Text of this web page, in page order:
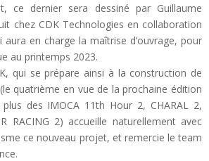
ce dernier sera dessiné par Guillaume
chez CDK Technologies en collaboration
aura en charge la maîtrise d’ouvrage, pour
au printemps 2023.
qui se prépare ainsi à la construction de
quatrième en vue de la prochaine édition
des IMOCA 11th Hour 2, CHARAL 2,
RACING 2) accueille naturellement avec
ce nouveau projet, et remercie le team